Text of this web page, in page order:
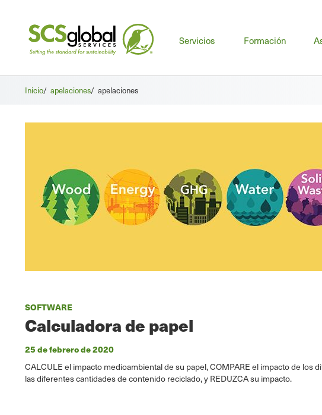
Servicios
Menú
Formación
Inicio/ apelaciones/ apelaciones
SOFTWARE
Calculadora de papel
25 de febrero de 2020
CALCULE el impacto medioambiental de su papel, COMPARE el impacto de los
las diferentes cantidades de contenido reciclado, y REDUZCA su impacto.